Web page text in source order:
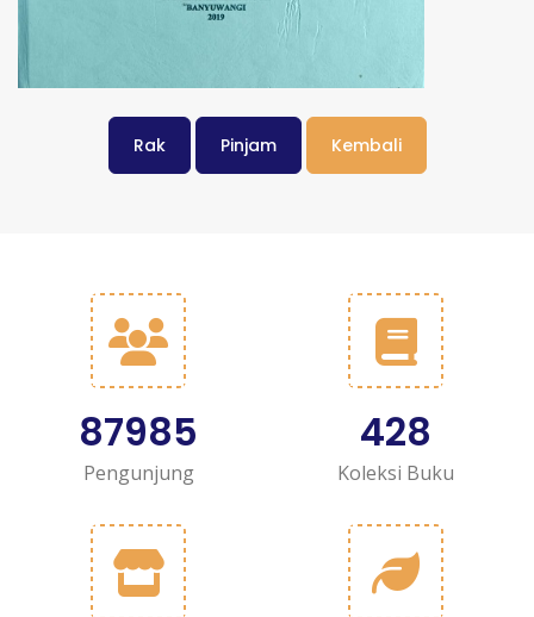
Rak Pinjam Kembali
87985
Pengunjung
428
Koleksi Buku